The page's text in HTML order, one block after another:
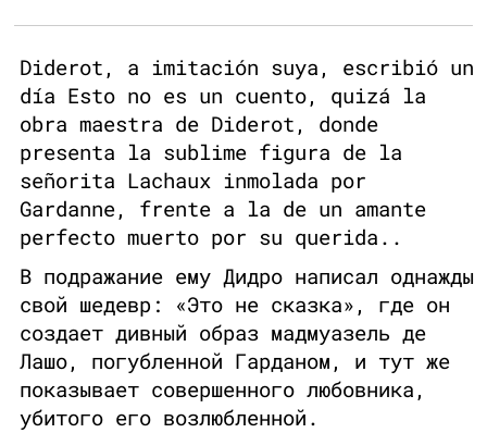
Diderot, a imitación suya, escribió un
día Esto no es un cuento, quizá la
obra maestra de Diderot, donde
presenta la sublime figura de la
señorita Lachaux inmolada por
Gardanne, frente a la de un amante
perfecto muerto por su querida..
В подражание ему Дидро написал однажды
свой шедевр: «Это не сказка», где он
создает дивный образ мадмуазель де
Лашо, погубленной Гарданом, и тут же
показывает совершенного любовника,
убитого его возлюбленной.